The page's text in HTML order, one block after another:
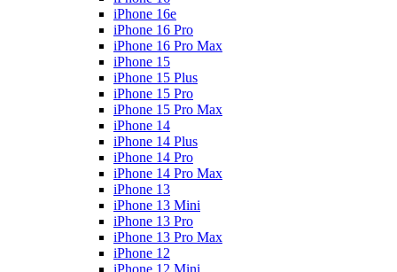
iPhone 16e
iPhone 16 Pro
iPhone 16 Pro Max
iPhone 15
iPhone 15 Plus
iPhone 15 Pro
iPhone 15 Pro Max
iPhone 14
iPhone 14 Plus
iPhone 14 Pro
iPhone 14 Pro Max
iPhone 13
iPhone 13 Mini
iPhone 13 Pro
iPhone 13 Pro Max
iPhone 12
iPhone 12 Mini